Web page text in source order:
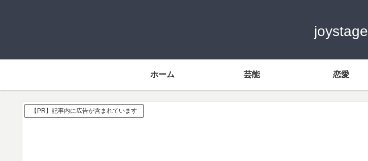
joystage
ホーム 芸能 恋愛
【PR】記事内に広告が含まれています